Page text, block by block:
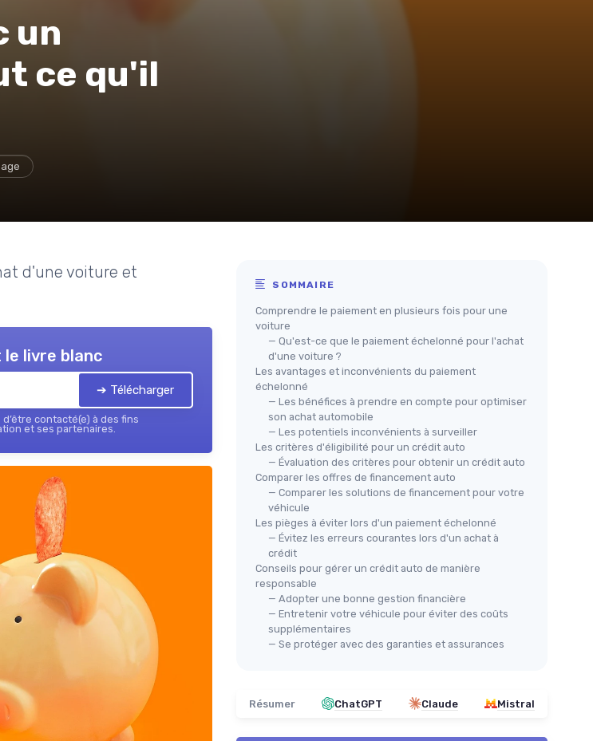
un
ce qu'il
d'une voiture et
livre blanc
➔ Télécharger
contacté(e) à des fins
et ses partenaires.
SOMMAIRE
Comprendre le paiement en plusieurs fois pour une
voiture
— Qu'est-ce que le paiement échelonné pour l'achat
d'une voiture ?
Les avantages et inconvénients du paiement
échelonné
— Les bénéfices à prendre en compte pour optimiser
son achat automobile
— Les potentiels inconvénients à surveiller
Les critères d'éligibilité pour un crédit auto
— Évaluation des critères pour obtenir un crédit auto
Comparer les offres de financement auto
— Comparer les solutions de financement pour votre
véhicule
Les pièges à éviter lors d'un paiement échelonné
— Évitez les erreurs courantes lors d'un achat à
crédit
Conseils pour gérer un crédit auto de manière
responsable
— Adopter une bonne gestion financière
— Entretenir votre véhicule pour éviter des coûts
supplémentaires
— Se protéger avec des garanties et assurances
Résumer ChatGPT Claude Mistral